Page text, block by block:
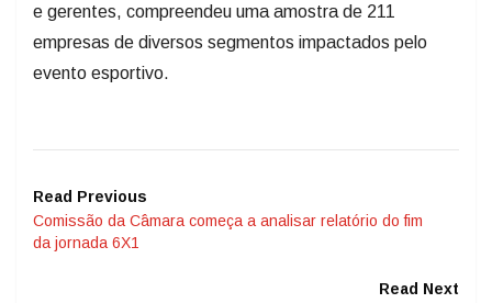
e gerentes, compreendeu uma amostra de 211
empresas de diversos segmentos impactados pelo
evento esportivo.
Read Previous
Comissão da Câmara começa a analisar relatório do fim
da jornada 6X1
Read Next